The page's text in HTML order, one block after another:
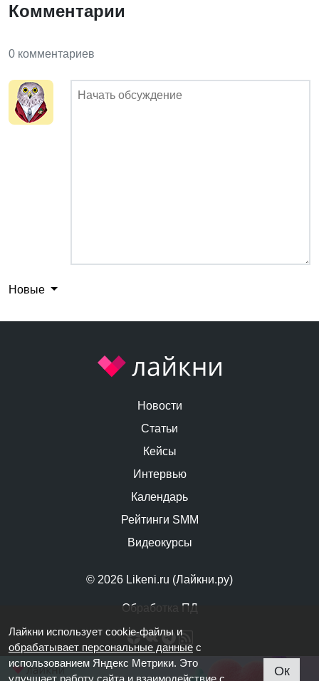
Комментарии
0 комментариев
Новые
© 2026 Likeni.ru (Лайкни.ру)
Обработка ПД
Новости
Статьи
Кейсы
Интервью
Календарь
Рейтинги SMM
Видеокурсы
Лайкни использует cookie-файлы и
обрабатывает персональные данные с
использованием Яндекс Метрики. Это
улучшает работу сайта и взаимодействие с
Ок